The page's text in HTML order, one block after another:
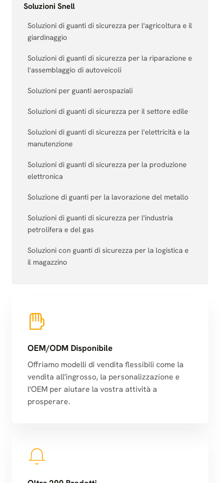
Soluzioni Snell
Soluzioni di guanti di sicurezza per l'agricoltura e il
giardinaggio
Soluzioni di guanti di sicurezza per la riparazione e
l'assemblaggio di autoveicoli
Soluzioni per guanti aerospaziali
Soluzioni di guanti di sicurezza per il settore edile
Soluzioni di guanti di sicurezza per l'elettricità e la
manutenzione
Soluzioni di guanti di sicurezza per la produzione
elettronica
Soluzione di guanti per la lavorazione del metallo
Soluzioni di guanti di sicurezza per l'industria
petrolifera e del gas
Soluzioni con guanti di sicurezza per la logistica e
il magazzino
OEM/ODM Disponibile
Offriamo modelli di vendita flessibili come la
vendita all'ingrosso, la personalizzazione e
l'OEM per aiutare la vostra attività a
prosperare.